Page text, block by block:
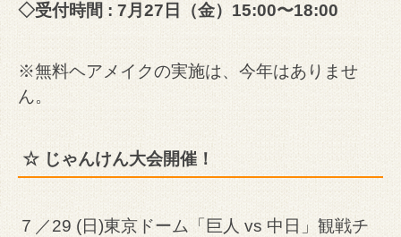
◇受付時間 : 7月27日（金）15:00〜18:00
※無料ヘアメイクの実施は、今年はありませ
ん。
☆ じゃんけん大会開催！
７／29 (日)東京ドーム 「巨人 vs 中日」観戦チ